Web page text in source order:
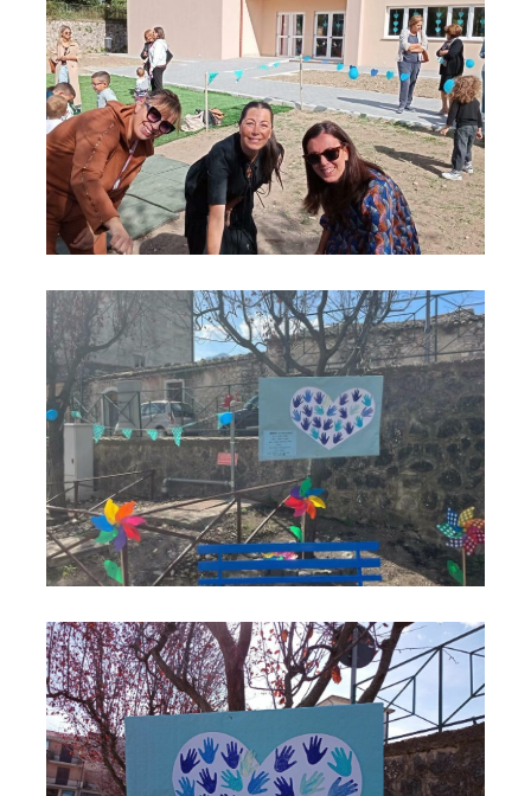
Panchina blu 10
Panchina blu 11